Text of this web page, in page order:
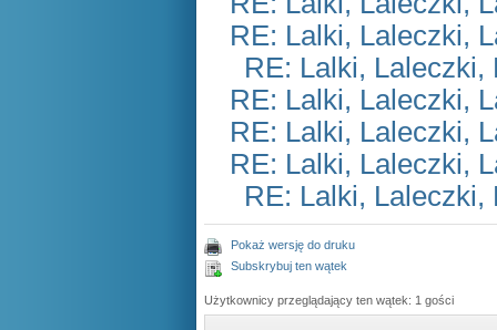
RE: Lalki, Laleczki,
RE: Lalki, Laleczki,
RE: Lalki, Laleczki,
RE: Lalki, Laleczki,
RE: Lalki, Laleczki,
RE: Lalki, Laleczki,
Pokaż wersję do druku
Subskrybuj ten wątek
Użytkownicy przeglądający ten wątek: 1 gości